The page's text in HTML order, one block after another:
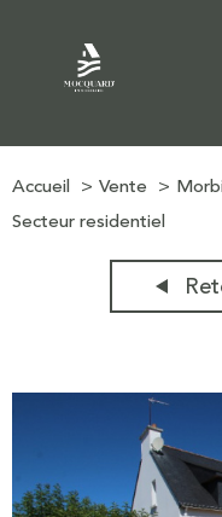
Accueil Vente
Secteur residentiel